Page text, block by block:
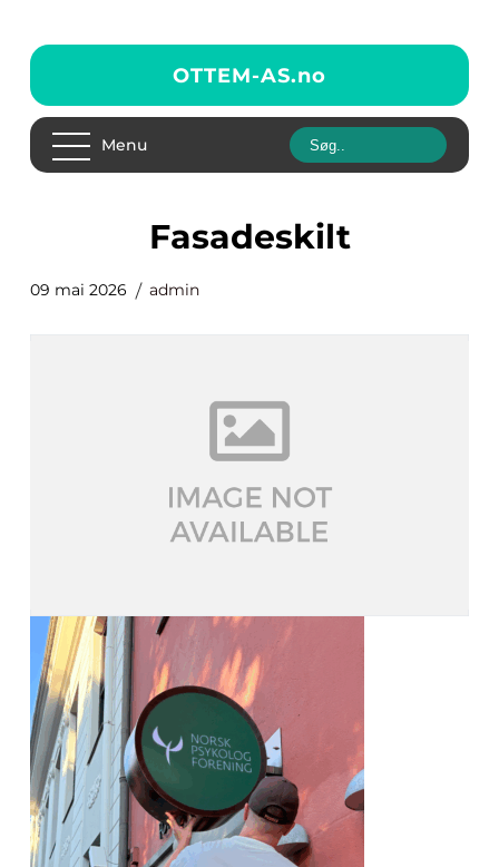
OTTEM-AS.no
Menu
fasadeskilt
09 mai 2026 admin